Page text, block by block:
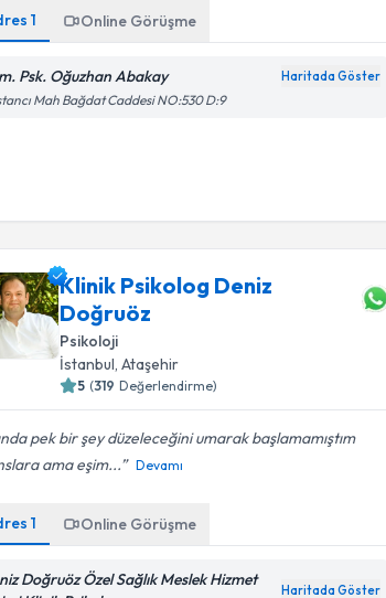
1 Online Görüşme
Psk. Oğuzhan Abakay Haritada Göster
Mah Bağdat Caddesi NO:530 D:9
Klinik Psikolog Deniz
Doğruöz
Psikoloji
İstanbul , Ataşehir
5 (319 Değerlendirme)
pek bir şey düzeleceğini umarak başlamamıştım
ama eşim...
Devamı
1 Online Görüşme
Doğruöz Özel Sağlık Meslek Hizmet
Haritada Göster